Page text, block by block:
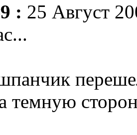
: 25 Август
темную